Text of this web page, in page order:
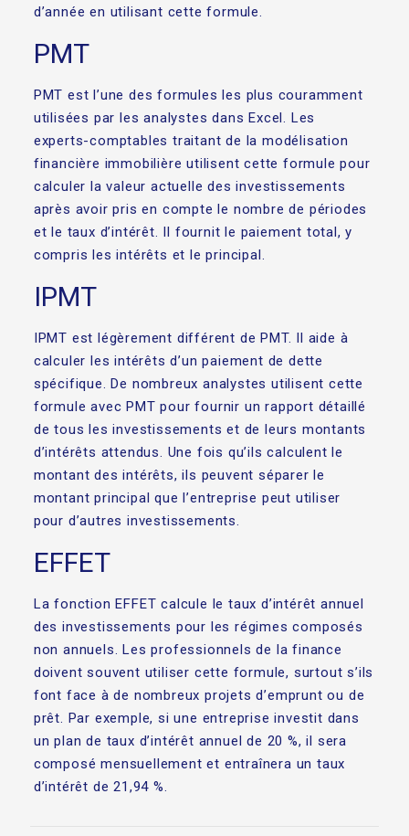
d’année en utilisant cette formule.
PMT
PMT est l’une des formules les plus couramment
utilisées par les analystes dans Excel. Les
experts-comptables traitant de la modélisation
financière immobilière utilisent cette formule pour
calculer la valeur actuelle des investissements
après avoir pris en compte le nombre de périodes
et le taux d’intérêt. Il fournit le paiement total, y
compris les intérêts et le principal.
IPMT
IPMT est légèrement différent de PMT. Il aide à
calculer les intérêts d’un paiement de dette
spécifique. De nombreux analystes utilisent cette
formule avec PMT pour fournir un rapport détaillé
de tous les investissements et de leurs montants
d’intérêts attendus. Une fois qu’ils calculent le
montant des intérêts, ils peuvent séparer le
montant principal que l’entreprise peut utiliser
pour d’autres investissements.
EFFET
La fonction EFFET calcule le taux d’intérêt annuel
des investissements pour les régimes composés
non annuels. Les professionnels de la finance
doivent souvent utiliser cette formule, surtout s’ils
font face à de nombreux projets d’emprunt ou de
prêt. Par exemple, si une entreprise investit dans
un plan de taux d’intérêt annuel de 20 %, il sera
composé mensuellement et entraînera un taux
d’intérêt de 21,94 %.